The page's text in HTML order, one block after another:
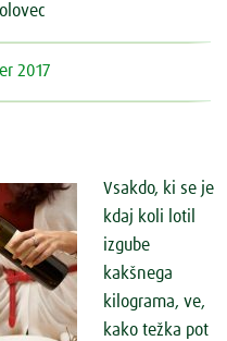
2017
Vsakdo, ki se je
kdaj koli lotil
izgube
kakšnega
kilograma, ve,
kako težka pot